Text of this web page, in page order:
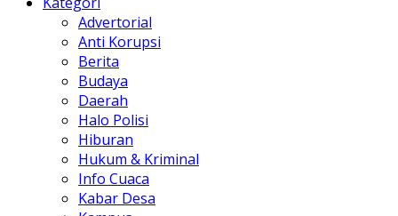
Advertorial
Anti Korupsi
Berita
Budaya
Daerah
Halo Polisi
Hiburan
Hukum & Kriminal
Info Cuaca
Kabar Desa